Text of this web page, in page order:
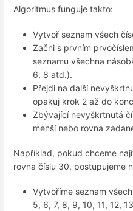
Algoritmus funguje takto:
Vytvoř seznam všech
Začni s prvním
seznamu všechna
6, 8 atd.).
Přejdi na další
opakuj krok 2 až do
Zbývající nevyškrtnutá
menší nebo rovna
Například, pokud chceme
rovna číslu 30, postupujeme
Vytvoříme seznam
5, 6, 7, 8, 9, 10, 11, 12,